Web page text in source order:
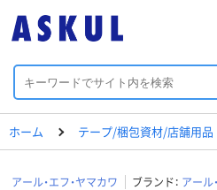
ホーム テープ/梱包資材/店舗用品
アール・エフ・ヤマカワ ブランド： アール